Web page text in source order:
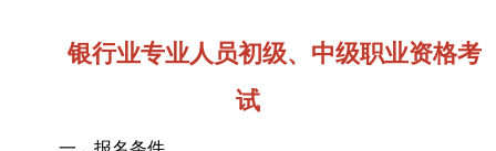
银行业专业人员初级、中级职业资格考
试